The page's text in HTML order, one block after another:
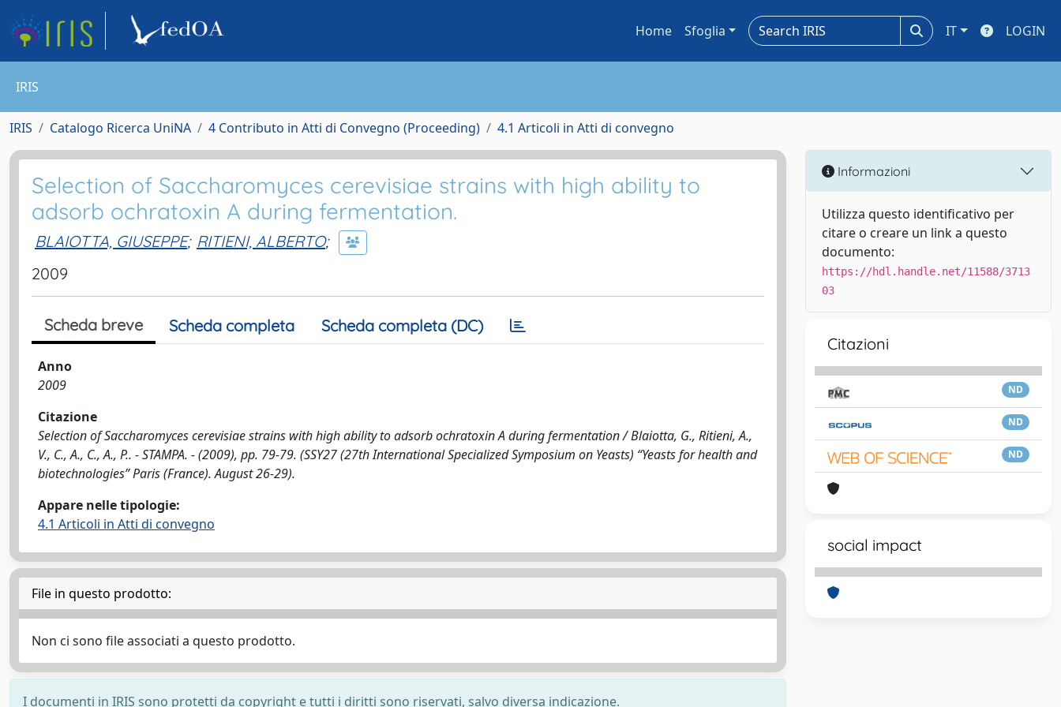
Home Sfoglia IT LOGIN
IRIS
IRIS Catalogo Ricerca UniNA 4 Contributo in Atti di Convegno (Proceeding) 4.1 Articoli in Atti di convegno
Selection of Saccharomyces cerevisiae strains with high ability to
adsorb ochratoxin A during fermentation.
BLAIOTTA, GIUSEPPE; RITIENI, ALBERTO;
2009
Scheda breve Scheda completa Scheda completa (DC)
Anno
2009
Citazione
Selection of Saccharomyces cerevisiae strains with high ability to adsorb ochratoxin A during fermentation / Blaiotta, G., Ritieni, A.,
V., C., A., C., A., P.. - STAMPA. - (2009), pp. 79-79. (SSY27 (27th International Specialized Symposium on Yeasts) “Yeasts for health and
biotechnologies” Paris (France). August 26-29).
Appare nelle tipologie:
4.1 Articoli in Atti di convegno
File in questo prodotto:
Non ci sono file associati a questo prodotto.
I documenti in IRIS sono protetti da copyright e tutti i diritti sono riservati, salvo diversa indicazione.
Informazioni
Utilizza questo identificativo per
citare o creare un link a questo
documento:
https://hdl.handle.net/11588/3713
03
Citazioni
ND
ND
ND
social impact